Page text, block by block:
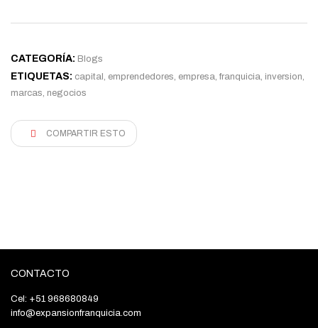
CATEGORÍA: Blogs
ETIQUETAS: capital , emprendedores, empresa, franquicia, inversion,
marcas, negocios
COMPARTIR ESTO
CONTACTO
Cel: +51 968680849
info@expansionfranquicia.com